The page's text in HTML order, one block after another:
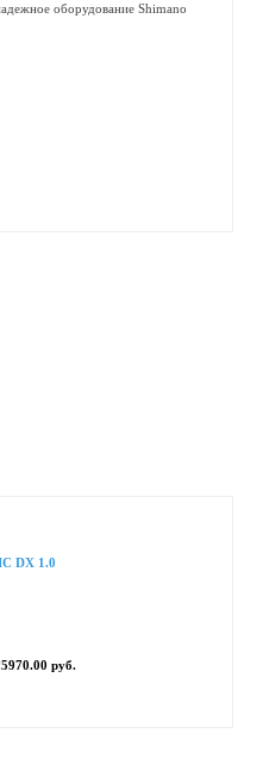
оборудование Shimano
DX 1.0
руб.